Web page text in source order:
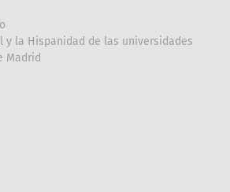
y la Hispanidad de las universidades
Madrid